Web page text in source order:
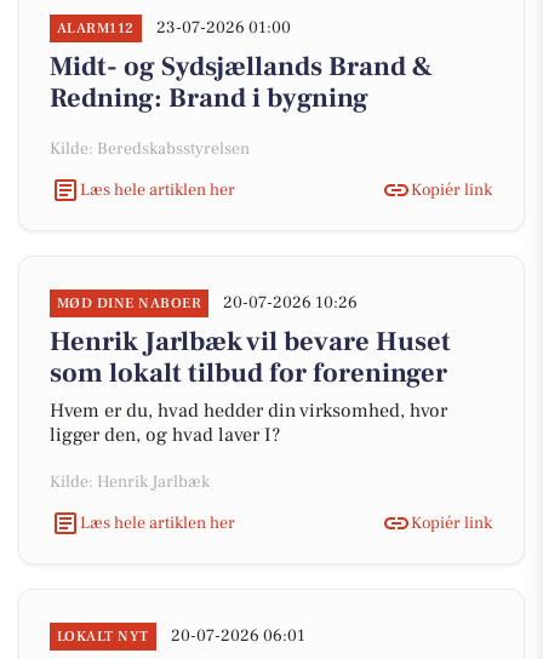
ALARM112 23-07-2026 01:00
Midt- og Sydsjællands Brand &
Redning: Brand i bygning
Kilde: Beredskabsstyrelsen
Læs hele artiklen her
Kopiér link
MØD DINE NABOER 20-07-2026 10:26
Henrik Jarlbæk vil bevare Huset
som lokalt tilbud for foreninger
Hvem er du, hvad hedder din virksomhed, hvor
ligger den, og hvad laver I?
Kilde: Henrik Jarlbæk
Læs hele artiklen her
Kopiér link
LOKALT NYT 20-07-2026 06:01